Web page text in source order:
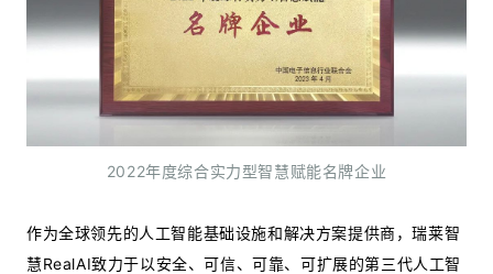
2022年度综合实力型智慧赋能名牌企业
作为全球领先的人工智能基础设施和解决方案提供商，瑞莱智
慧RealAI致力于以安全、可信、可靠、可扩展的第三代人工智